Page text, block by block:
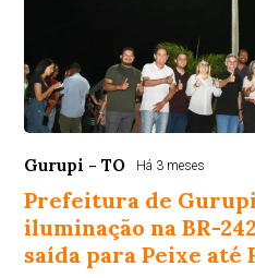
Gurupi - TO Há 3 meses
Prefeitura de
iluminação na BR-
saída para Peixe até